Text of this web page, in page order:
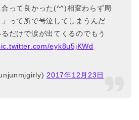
って良かった(^^)相変わらず周
って所で号泣してしまうんだ
だけで涙が出てくるのでもう
eyk8u5jKWd
2017年12月23日